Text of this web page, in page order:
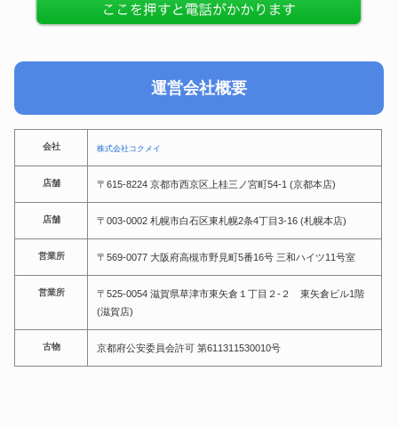
運営会社概要
会社 株式会社コクメイ
店舗 〒615-8224 京都市西京区上桂三ノ宮町54-1 (京都本店)
店舗 〒003-0002 札幌市白石区東札幌2条4丁目3-16 (札幌本店)
営業所 〒569-0077 大阪府高槻市野見町5番16号 三和ハイツ11号室
営業所
〒525-0054 滋賀県草津市東矢倉１丁目２-２ 東矢倉ビル1階
(滋賀店)
古物 京都府公安委員会許可 第611311530010号